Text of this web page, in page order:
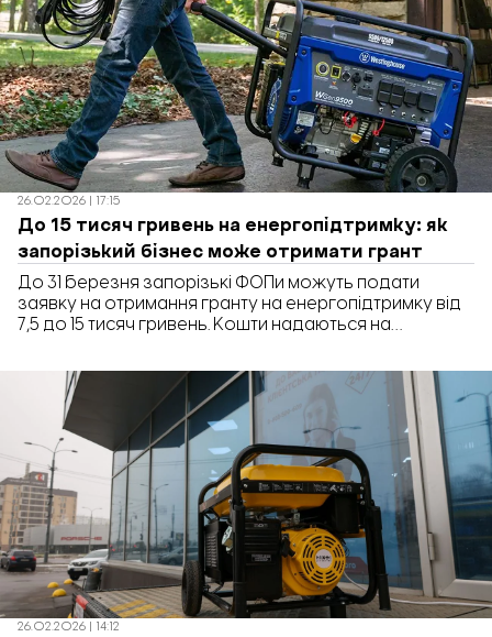
26.02.2026 | 17:15
До 15 тисяч гривень на енергопідтримку: як
запорізький бізнес може отримати грант
До 31 березня запорізькі ФОПи можуть подати
заявку на отримання гранту на енергопідтримку від
7,5 до 15 тисяч гривень. Кошти надаються на
Запоріжжя».
26.02.2026 | 14:12